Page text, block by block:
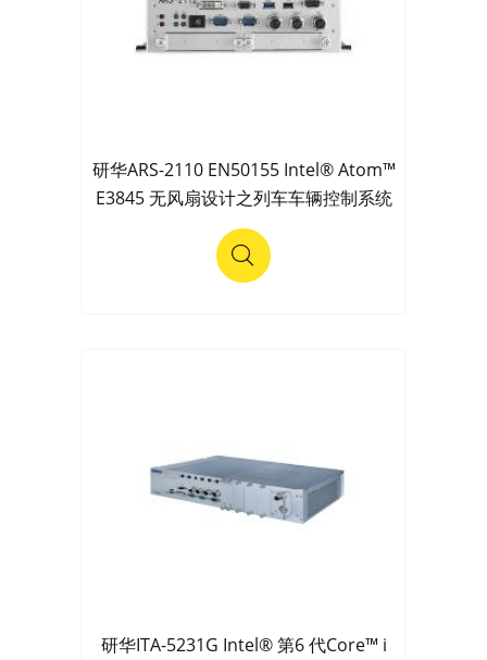
研华ARS-2110 EN50155 Intel® Atom™
E3845 无风扇设计之列车车辆控制系统
研华ITA-5231G Intel® 第6 代Core™ i